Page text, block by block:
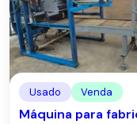
Usado Venda
Máquina para